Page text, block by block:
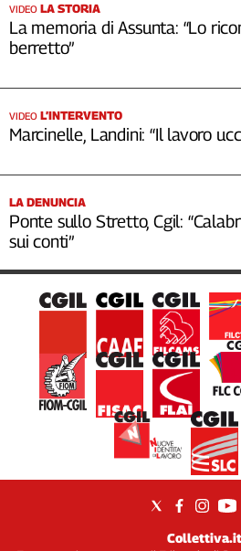
VIDEO LA STORIA
La memoria di Assunta: “Lo
berretto”
VIDEO L’INTERVENTO
Marcinelle, Landini: “Il lavoro
LA DENUNCIA
Ponte sullo Stretto, Cgil:
sui conti”
Collettiva.it